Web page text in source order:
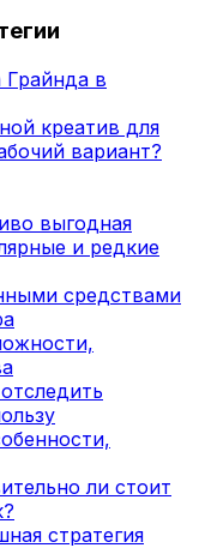
Грайнда в
креатив для
вариант?
выгодная
и редкие
средствами
ли стоит
стратегия